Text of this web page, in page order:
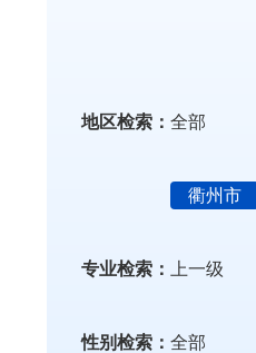
地区检索： 全部
衢州市
专业检索： 上一级
性别检索： 全部